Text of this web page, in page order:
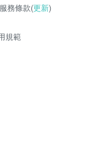
務條款(更新)
規範